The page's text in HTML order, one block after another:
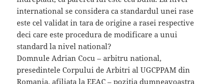
international se considera ca standardul unei rase
este cel validat in tara de origine a rasei respective
deci care este procedura de modificare a unui
standard la nivel national?
Domnule Adrian Cocu – arbitru national,
presedintele Corpului de Arbitri al UGCPPAM din
Romania, afiliata la EEAC – pozitia dumneavoastra